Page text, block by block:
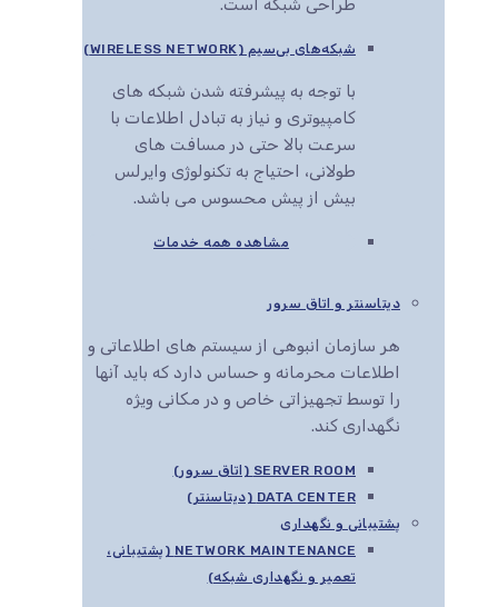
طراحی شبکه است.
شبکه‌های بی‌سیم (WIRELESS NETWORK)
با توجه به پیشرفته شدن شبکه های
کامپیوتری و نیاز به تبادل اطلاعات با
سرعت بالا حتی در مسافت های
طولانی، احتیاج به تکنولوژی وایرلس
بیش از پیش محسوس می باشد.
مشاهده همه خدمات
دیتاسنتر و اتاق سرور
هر سازمان انبوهی از سیستم های اطلاعاتی و
اطلاعات محرمانه و حساس دارد که باید آنها
را توسط تجهیزاتی خاص و در مکانی ویژه
نگهداری کند.
SERVER ROOM (اتاق سرور)
DATA CENTER (دیتاسنتر)
پشتیبانی و نگهداری
NETWORK MAINTENANCE (پشتیبانی،
تعمیر و نگهداری شبکه)